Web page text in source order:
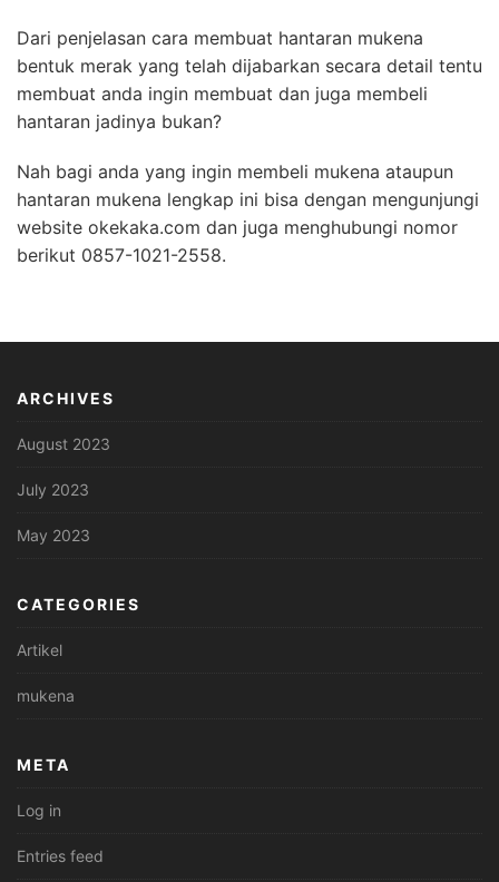
Dari penjelasan cara membuat hantaran mukena
bentuk merak yang telah dijabarkan secara detail tentu
membuat anda ingin membuat dan juga membeli
hantaran jadinya bukan?
Nah bagi anda yang ingin membeli mukena ataupun
hantaran mukena lengkap ini bisa dengan mengunjungi
website okekaka.com dan juga menghubungi nomor
berikut 0857-1021-2558.
ARCHIVES
August 2023
July 2023
May 2023
CATEGORIES
Artikel
mukena
META
Log in
Entries feed